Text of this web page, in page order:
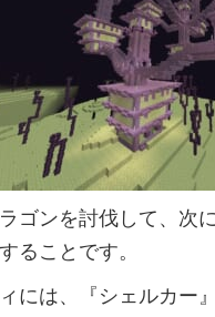
ゴンを討伐して、次
ることです。
には、『シェルカー